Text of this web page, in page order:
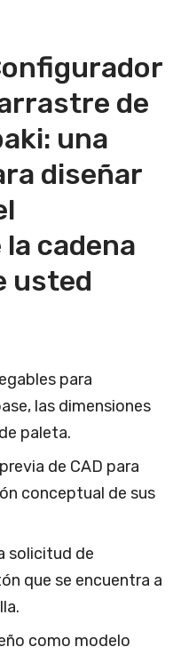
de
una
diseñar
cadena
usted
para
las dimensiones
paleta.
de CAD para
conceptual de sus
solicitud de
que se encuentra a
como modelo